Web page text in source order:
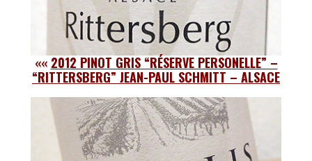
«« 2012 PINOT GRIS “RÉSERVE PERSONELLE” –
“RITTERSBERG” JEAN-PAUL SCHMITT – ALSACE